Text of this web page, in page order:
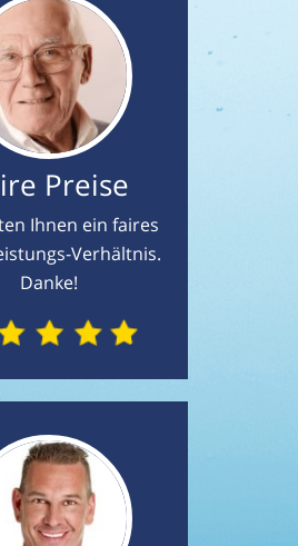
Preise
Ihnen ein faires
Verhältnis.
Danke!